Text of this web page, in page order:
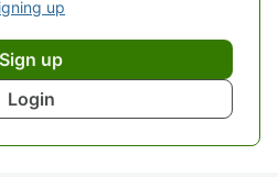
up
Sign up
Login